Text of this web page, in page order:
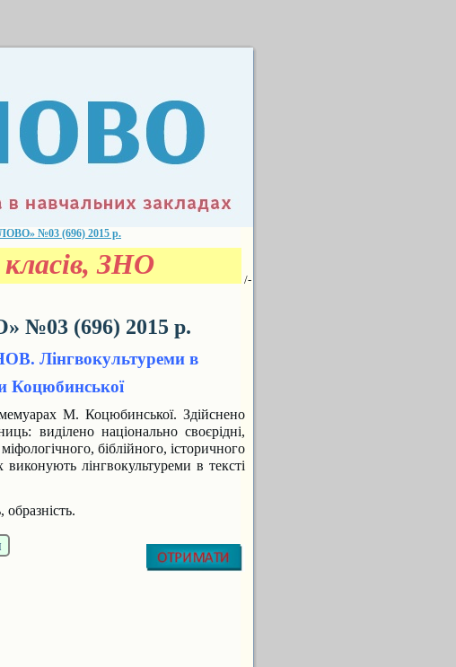
№03 (696) 2015 р.
класів, ЗНО
/-
№03 (696) 2015 р.
Лінгвокультуреми в
Коцюбинської
М. Коцюбинської. Здійснено
виділено національно своєрідні,
біблійного, історичного
лінгвокультуреми в тексті
образність.